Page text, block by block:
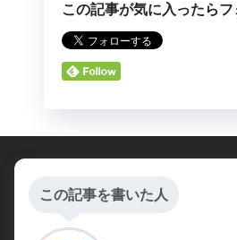
この記事が気に入ったらフ
この記事を書いた人